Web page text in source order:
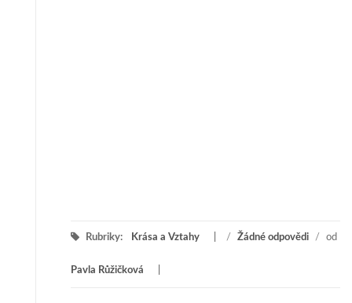
Rubriky: Krása a Vztahy / Žádné odpovědi / od
Pavla Růžičková